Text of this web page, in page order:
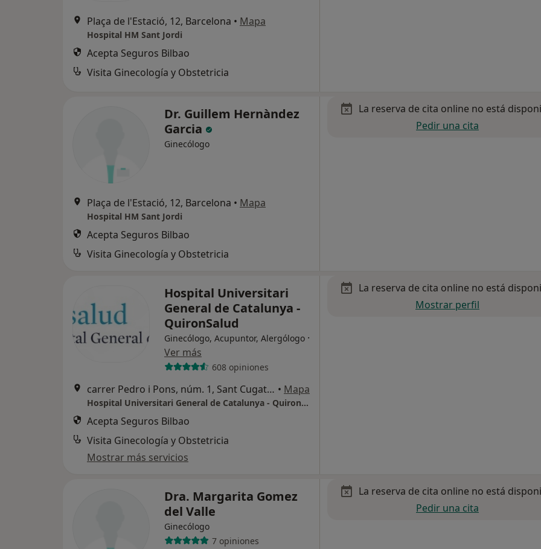
Plaça de l'Estació, 12, Barcelona • Mapa
Hospital HM Sant Jordi
Acepta Seguros Bilbao
Visita Ginecología y Obstetricia
Dr. Guillem Hernàndez
Garcia
Ginecólogo
Plaça de l'Estació, 12, Barcelona • Mapa
Hospital HM Sant Jordi
Acepta Seguros Bilbao
Visita Ginecología y Obstetricia
La reserva de cita online no está
Pedir una cita
Hospital Universitari
General de Catalunya -
QuironSalud
Ginecólogo, Acupuntor, Alergólogo ·
Ver más
608 opiniones
carrer Pedro i Pons, núm. 1, Sant Cugat del Vallès • Mapa
Hospital Universitari General de Catalunya - QuironSalud
Acepta Seguros Bilbao
Visita Ginecología y Obstetricia
Mostrar más servicios
La reserva de cita online no está
Mostrar perfil
Dra. Margarita Gomez
del Valle
Ginecólogo
7 opiniones
La reserva de cita online no está
Pedir una cita